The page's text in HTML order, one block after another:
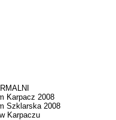
Karpacz 2008
Szklarska 2008
Karpaczu